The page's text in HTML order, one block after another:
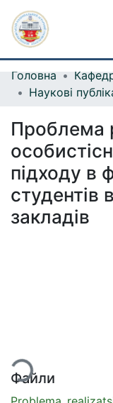
Фонди та зібрання
Статистика
Головна
Наукові
Проблема
підходу в
студентів
закладів
Файли